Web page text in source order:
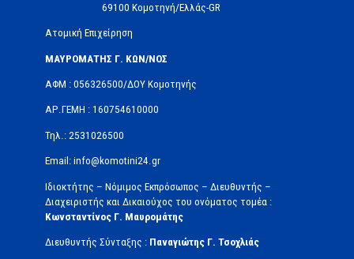
69100 Κομοτηνή/Ελλάς-GR
Ατομική Επιχείρηση
ΜΑΥΡΟΜΑΤΗΣ Γ. ΚΩΝ/ΝΟΣ
ΑΦΜ : 056326500/ΔOΥ Κομοτηνής
ΑΡ.ΓΕΜΗ : 160754610000
Τηλ.: 2531026500
Email: info@komotini24.gr
Ιδιοκτήτης – Νόμιμος Εκπρόσωπος – Διευθυντής –
Διαχειριστής και Δικαιούχος του ονόματος τομέα :
Κωνσταντίνος Γ. Μαυρομάτης
Διευθυντής Σύνταξης : Παναγιώτης Γ. Τσοχλιάς